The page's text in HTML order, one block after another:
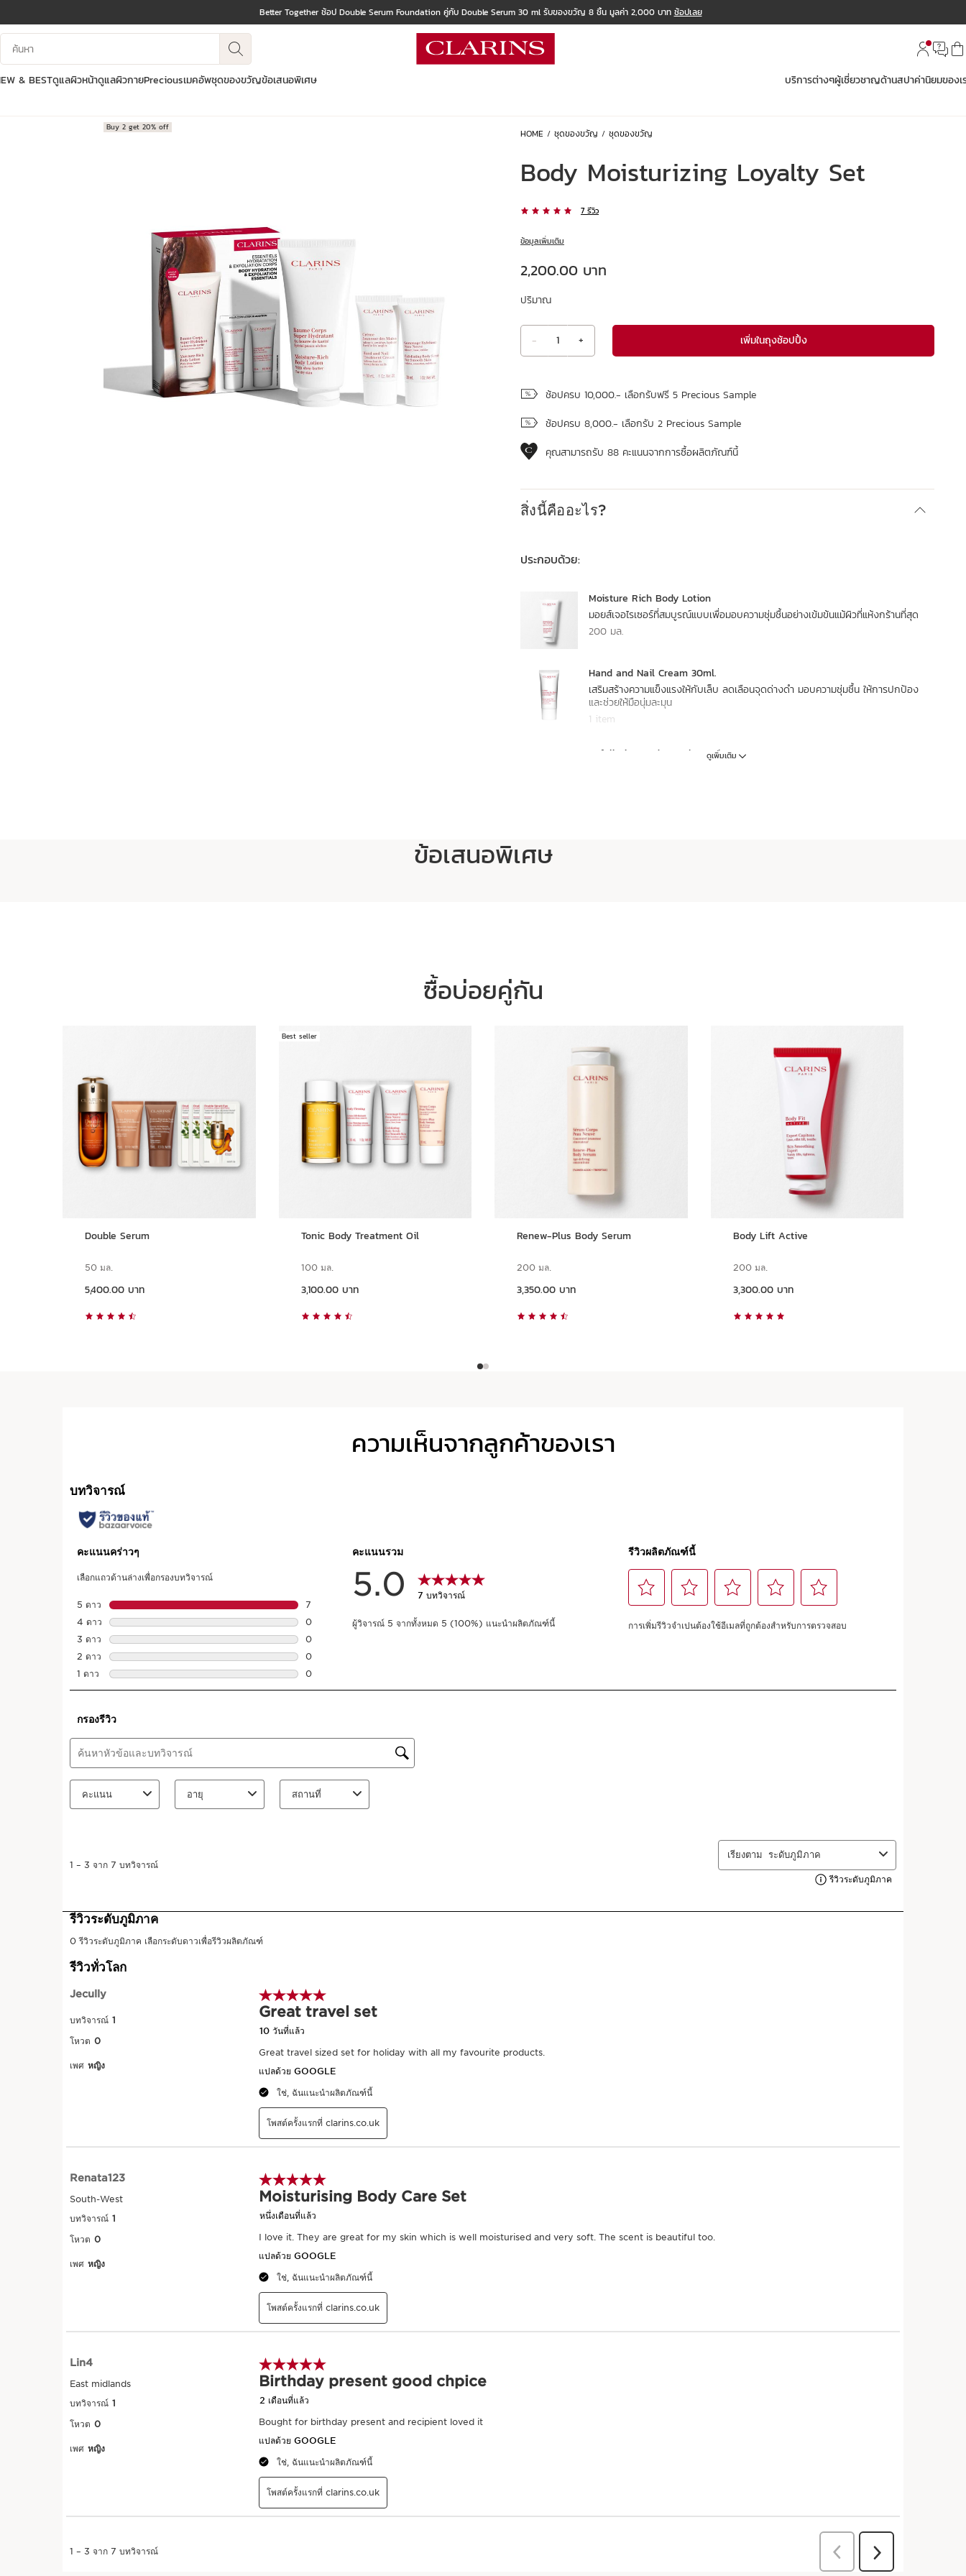
ข้ามไปยังเนื้อหา
Better Together ช้อป Double Serum Foundation คู่กับ Double Serum 30 ml รับของขวัญ 8 ชิ้น มูลค่า 2,000 บาท ช้อปเลย
บันทึกข้อมูลค้นหา
& BESTดูแลผิวหน้าดูแลผิวกายPreciousเมคอัพชุดของขวัญข้อเสนอพิเศษ บริการต่างๆผู้เชี่ยวชาญด้านสปาค่านิยมของเ
Buy 2 get 20% off
HOME ชุดของขวัญ ชุดของขวัญ
Body Moisturizing Loyalty Set
7 รีวิว
ข้อมูลเพิ่มเติม
ราคาปัจจุบัน 2,200.00 บาท
2,200.00 บาท
ปริมาณ
- 1 + เพิ่มในถุงช้อปปิ้ง
ช้อปครบ 10,000.- เลือกรับฟรี 5 Precious Sample
ช้อปครบ 8,000.- เลือกรับ 2 Precious Sample
คุณสามารถรับ 88 คะแนนจากการซื้อผลิตภัณฑ์นี้
สิ่งนี้คืออะไร?
ดูเพิ่มเติม
ประกอบด้วย:
Moisture Rich Body Lotion
มอยส์เจอไรเซอร์ที่สมบูรณ์แบบเพื่อมอบความชุ่มชื้นอย่างเข้มข้นแม้ผิวที่แห้งกร้านที่สุด
200 มล.
Hand and Nail Cream 30ml.
เสริมสร้างความแข็งแรงให้กับเล็บ ลดเลือนจุดด่างดำ มอบความชุ่มชื้น ให้การปกป้อง
และช่วยให้มือนุ่มละมุน
1 item
Exfoliating Body Scrub 30ml
ข้อเสนอพิเศษ
ซื้อบ่อยคู่กัน
Double Serum
50 มล.
5,400.00 บาท
Best seller
Tonic Body Treatment Oil
100 มล.
ราคาปัจจุบัน 3,100.00 บาท
3,100.00 บาท
Renew-Plus Body Serum
200 มล.
3,350.00 บาท
Body Lift Active
200 มล.
3,300.00 บาท
ความเห็นจากลูกค้าของเรา